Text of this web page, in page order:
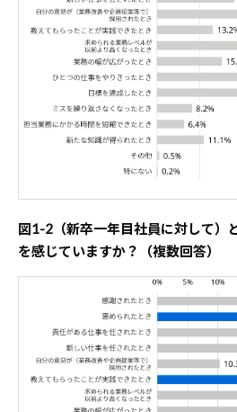
図1-2（新卒一年目社員に対して）
を感じていますか？（複数回答）